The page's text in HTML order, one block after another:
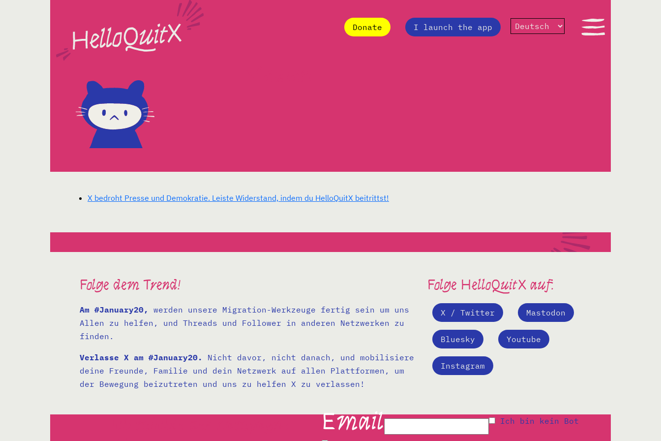
Donate I launch the app
X bedroht Presse und Demokratie. Leiste Widerstand, indem du HelloQuitX beitrittst!
Folge dem Trend!
Am #January20,
werden unsere Migration-Werkzeuge fertig sein um uns
Allen zu helfen, und Threads und Follower in anderen Netzwerken zu
finden.
Verlasse X am #January20.
Nicht davor, nicht danach, und mobilisiere
deine Freunde, Familie und dein Netzwerk auf allen Plattformen, um
der Bewegung beizutreten und uns zu helfen X zu verlassen!
Folge HelloQuitX auf:
X / Twitter Mastodon
Bluesky Youtube
Instagram
Ich bin kein Bot
Email